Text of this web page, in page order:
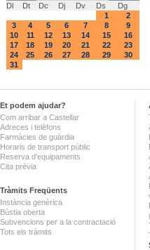
Dl
Dt Dc Dj Dv Ds
Dg
1
2
3
4 5 6 7 8
9
10
11 12 13 14 15
16
17
18 19 20 21 22
23
24
25 26 27 28 29
30
31
Et podem ajudar?
Com arribar a Castellar
Adreces i telèfons
Farmàcies de guàrdia
Horaris de transport públic
Reserva d'equipaments
Cita prèvia
Tràmits Freqüents
Instància genèrica
Bústia oberta
Subvencions per a la contractació
Tots els tràmits